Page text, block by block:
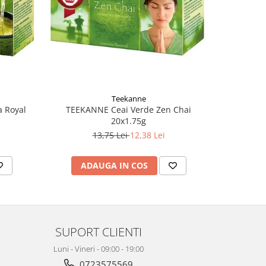
Royal
Teekanne
TEEKANNE Ceai Verde Zen Chai
20x1.75g
13,75 Lei12,38 Lei
ADAUGA IN COS
SUPORT CLIENTI
Luni - Vineri - 09:00 - 19:00